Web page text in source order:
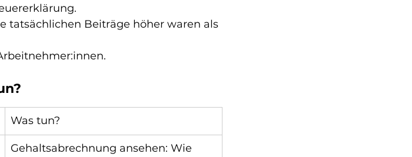
tatsächlichen Beiträge höher waren als
Was tun?
Gehaltsabrechnung ansehen: Wie